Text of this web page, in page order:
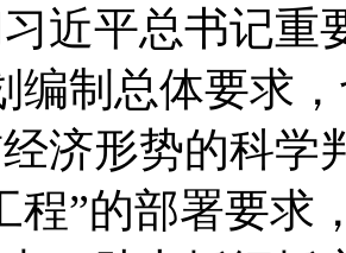
近平总书记重
编制总体要求
济形势的科学
程”的部署要求